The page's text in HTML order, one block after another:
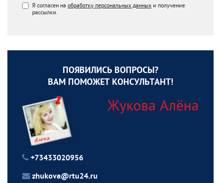
Я согласен на обработку персональных данных и получение
рассылки.
ПОЯВИЛИСЬ ВОПРОСЫ?
ВАМ ПОМОЖЕТ КОНСУЛЬТАНТ!
Жукова Алёна
+73433020956
zhukova@rtu24.ru